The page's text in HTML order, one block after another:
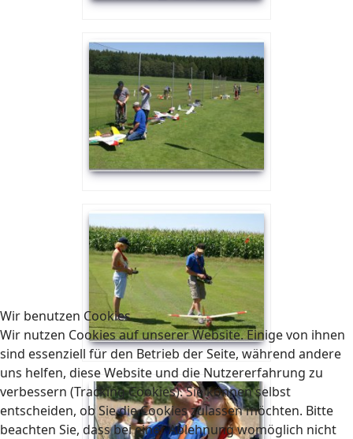
Wir benutzen Cookies
Wir nutzen Cookies auf unserer Website. Einige von ihnen
sind essenziell für den Betrieb der Seite, während andere
uns helfen, diese Website und die Nutzererfahrung zu
verbessern (Tracking Cookies). Sie können selbst
entscheiden, ob Sie die Cookies zulassen möchten. Bitte
beachten Sie, dass bei einer Ablehnung womöglich nicht